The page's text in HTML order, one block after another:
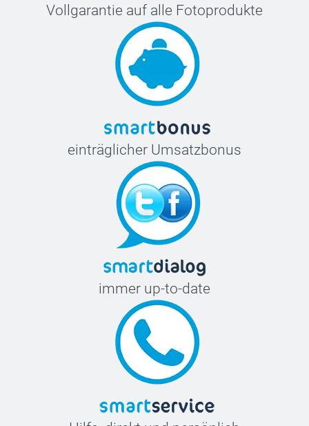
Vollgarantie auf alle Fotoprodukte
einträglicher Umsatzbonus
immer up-to-date